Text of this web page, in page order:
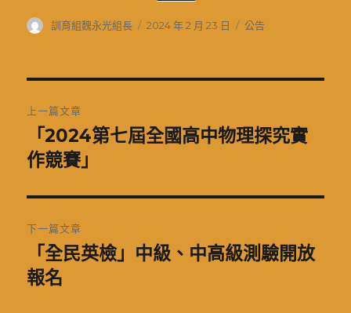
作
訓育組魏永光組長
發
2024 年 2 月 23 日
分
公告
章
導
覽
上一篇文章
上
一
文
章:
「2024第七屆全國高中物理探究實
作競賽」
下一篇文章
下
一
「全民英檢」中級、中高級測驗開放
報名